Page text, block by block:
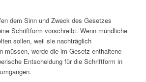
dem Sinn und Zweck des Gesetzes
Schriftform vorschreibt. Wenn mündliche
sollen, weil sie nachträglich
müssen, werde die im Gesetz enthaltene
Entscheidung für die Schriftform in